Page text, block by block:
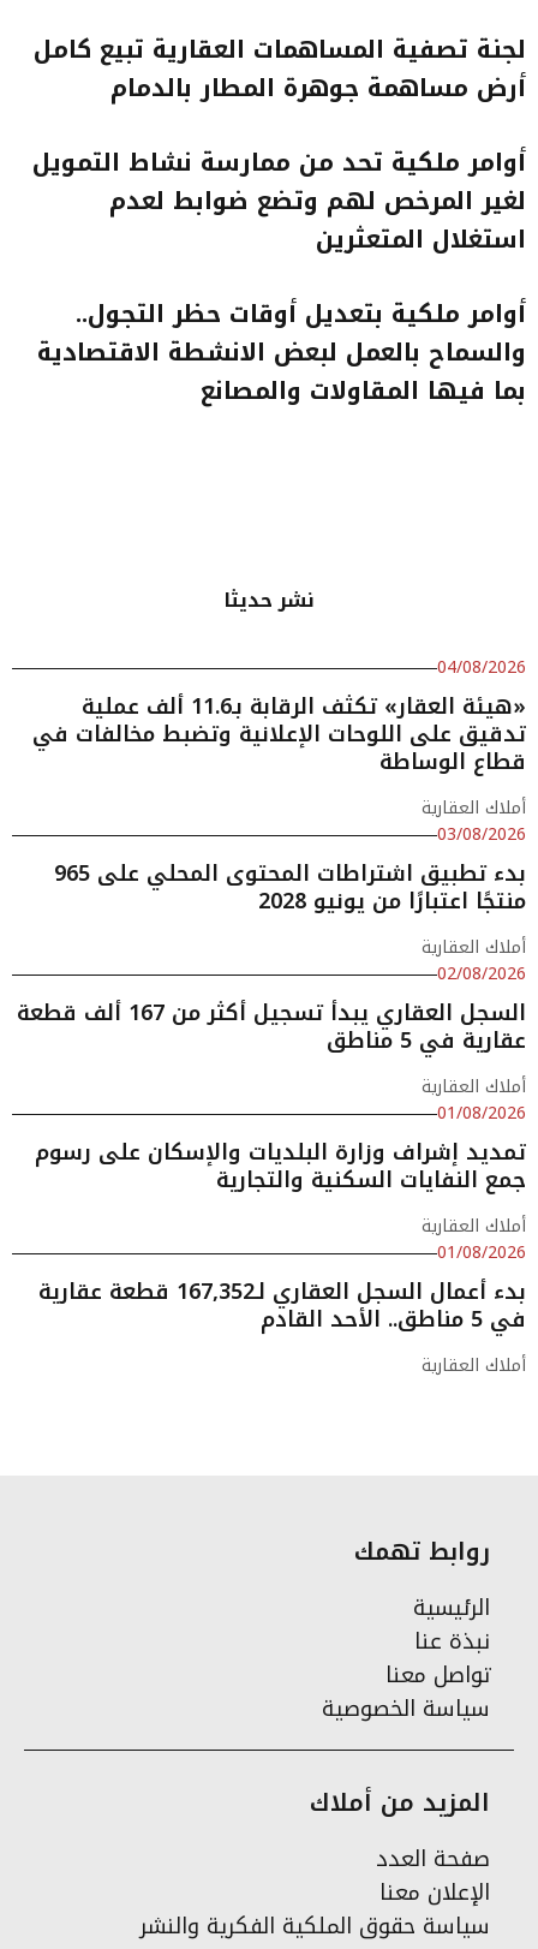
لجنة تصفية المساهمات العقارية تبيع كامل
أرض مساهمة جوهرة المطار بالدمام
أوامر ملكية تحد من ممارسة نشاط التمويل
لغير المرخص لهم وتضع ضوابط لعدم
استغلال المتعثرين
أوامر ملكية بتعديل أوقات حظر التجول..
والسماح بالعمل لبعض الانشطة الاقتصادية
بما فيها المقاولات والمصانع
نشر حديثا
04/08/2026
«هيئة العقار» تكثف الرقابة بـ11.6 ألف عملية
تدقيق على اللوحات الإعلانية وتضبط مخالفات في
قطاع الوساطة
أملاك العقارية
03/08/2026
بدء تطبيق اشتراطات المحتوى المحلي على 965
منتجًا اعتبارًا من يونيو 2028
أملاك العقارية
02/08/2026
السجل العقاري يبدأ تسجيل أكثر من 167 ألف قطعة
عقارية في 5 مناطق
أملاك العقارية
01/08/2026
تمديد إشراف وزارة البلديات والإسكان على رسوم
جمع النفايات السكنية والتجارية
أملاك العقارية
01/08/2026
بدء أعمال السجل العقاري لـ167,352 قطعة عقارية
في 5 مناطق.. الأحد القادم
أملاك العقارية
روابط تهمك
الرئيسية
نبذة عنا
تواصل معنا
سياسة الخصوصية
المزيد من أملاك
صفحة العدد
الإعلان معنا
سياسة حقوق الملكية الفكرية والنشر